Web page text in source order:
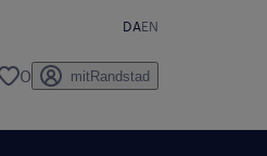
DAEN
0 mitRandstad